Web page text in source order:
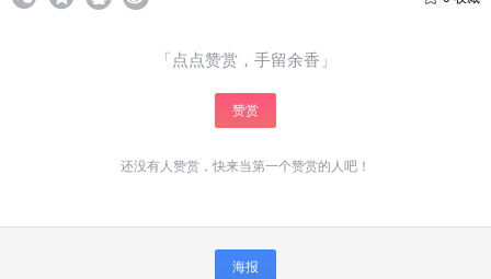
「点点赞赏，手留余香」
赞赏
还没有人赞赏，快来当第一个赞赏的人吧！
海报